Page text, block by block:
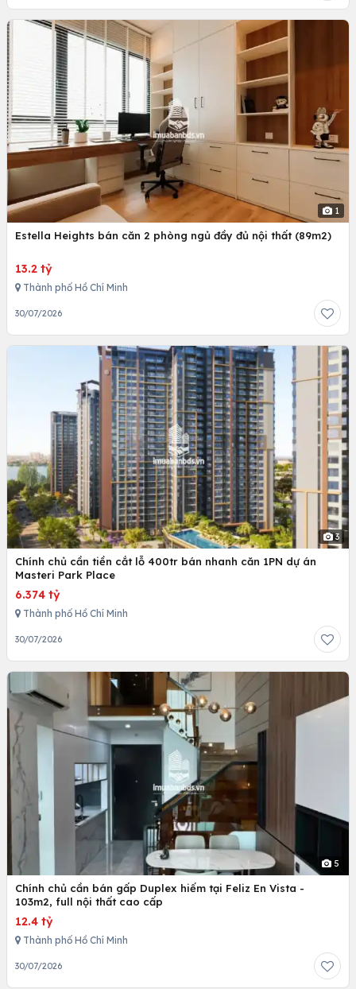
1
Estella Heights bán căn 2 phòng ngủ đầy đủ nội thất (89m2)
13.2 tỷ
Thành phố Hồ Chí Minh
30/07/2026
3
Chính chủ cần tiền cắt lỗ 400tr bán nhanh căn 1PN dự án
Masteri Park Place
6.374 tỷ
Thành phố Hồ Chí Minh
30/07/2026
5
Chính chủ cần bán gấp Duplex hiếm tại Feliz En Vista -
103m2, full nội thất cao cấp
12.4 tỷ
Thành phố Hồ Chí Minh
30/07/2026